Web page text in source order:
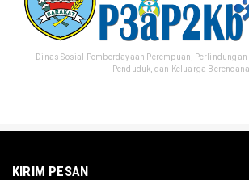
Dinas Sosial Pemberdayaan Perempuan,
Penduduk, dan Keluarga Berencana
KIRIM PESAN